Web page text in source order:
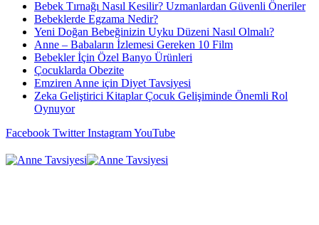
Bebek Tırnağı Nasıl Kesilir? Uzmanlardan Güvenli Öneriler
Bebeklerde Egzama Nedir?
Yeni Doğan Bebeğinizin Uyku Düzeni Nasıl Olmalı?
Anne – Babaların İzlemesi Gereken 10 Film
Bebekler İçin Özel Banyo Ürünleri
Çocuklarda Obezite
Emziren Anne için Diyet Tavsiyesi
Zeka Geliştirici Kitaplar Çocuk Gelişiminde Önemli Rol
Oynuyor
Facebook Twitter InstagramYouTube